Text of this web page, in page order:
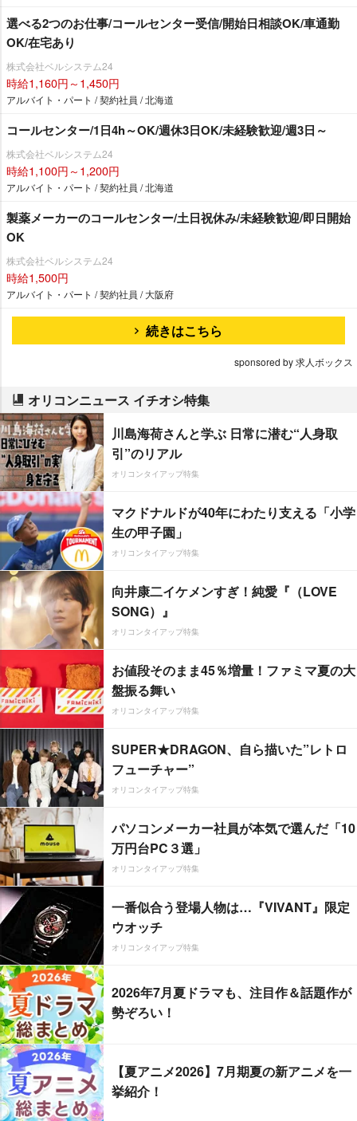
選べる2つのお仕事/コールセンター受信/開始日相談OK/車通勤
OK/在宅あり
株式会社ベルシステム24
時給1,160円～1,450円
アルバイト・パート / 契約社員 / 北海道
コールセンター/1日4h～OK/週休3日OK/未経験歓迎/週3日～
株式会社ベルシステム24
時給1,100円～1,200円
アルバイト・パート / 契約社員 / 北海道
製薬メーカーのコールセンター/土日祝休み/未経験歓迎/即日開始
OK
株式会社ベルシステム24
時給1,500円
アルバイト・パート / 契約社員 / 大阪府
続きはこちら
sponsored by 求人ボックス
オリコンニュース イチオシ特集
川島海荷さんと学ぶ 日常に潜む“人身取
引”のリアル
オリコンタイアップ特集
マクドナルドが40年にわたり支える「小学
生の甲子園」
オリコンタイアップ特集
向井康二イケメンすぎ！純愛『（LOVE
SONG）』
オリコンタイアップ特集
お値段そのまま45％増量！ファミマ夏の大
盤振る舞い
オリコンタイアップ特集
SUPER★DRAGON、自ら描いた”レトロ
フューチャー”
オリコンタイアップ特集
パソコンメーカー社員が本気で選んだ「10
万円台PC３選」
オリコンタイアップ特集
一番似合う登場人物は…『VIVANT』限定
ウオッチ
オリコンタイアップ特集
2026年7月夏ドラマも、注目作＆話題作が
勢ぞろい！
【夏アニメ2026】7月期夏の新アニメを一
挙紹介！